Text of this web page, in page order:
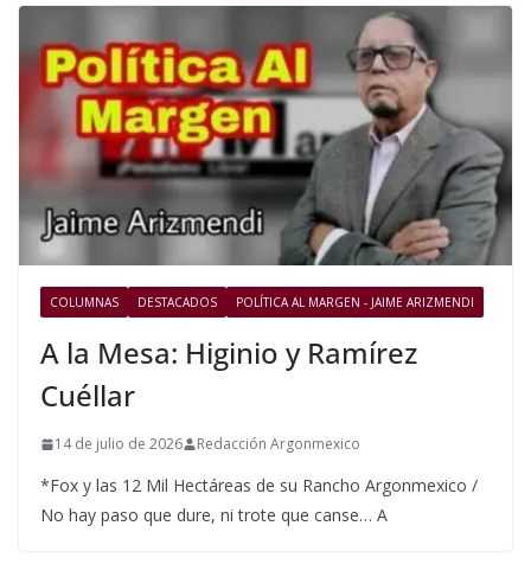
COLUMNAS DESTACADOS POLÍTICA AL MARGEN - JAIME ARIZMENDI
A la Mesa: Higinio y Ramírez
Cuéllar
14 de julio de 2026 Redacción Argonmexico
*Fox y las 12 Mil Hectáreas de su Rancho Argonmexico /
No hay paso que dure, ni trote que canse… A